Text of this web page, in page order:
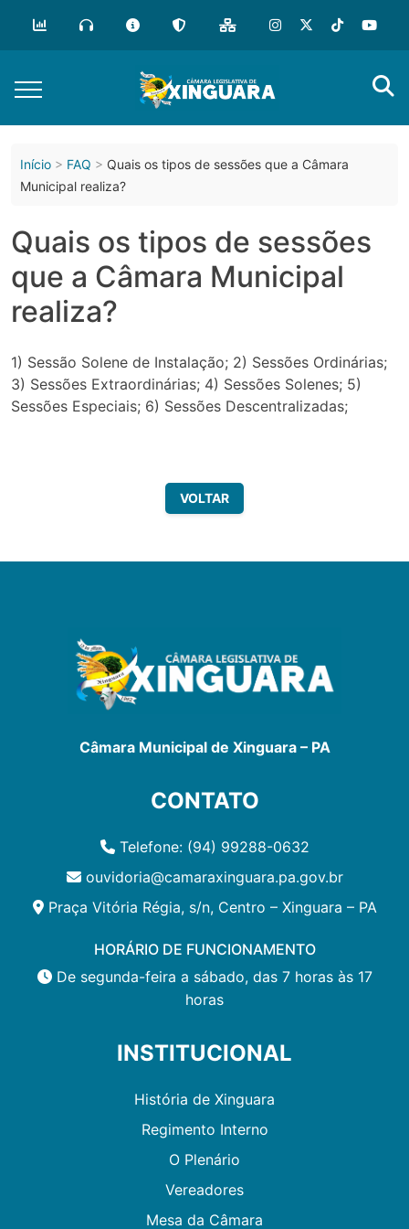
conteúdo
Início FAQ
Quais os tipos de sessões que a Câmara
Municipal realiza?
Quais os tipos de sessões
que a Câmara Municipal
realiza?
1) Sessão Solene de Instalação; 2) Sessões Ordinárias;
3) Sessões Extraordinárias; 4) Sessões Solenes; 5)
Sessões Especiais; 6) Sessões Descentralizadas;
VOLTAR
Câmara Municipal de Xinguara – PA
CONTATO
Telefone: (94) 99288-0632
ouvidoria@camaraxinguara.pa.gov.br
Praça Vitória Régia, s/n, Centro – Xinguara – PA
HORÁRIO DE FUNCIONAMENTO
De segunda-feira a sábado, das 7 horas às 17
horas
INSTITUCIONAL
História de Xinguara
Regimento Interno
O Plenário
Vereadores
Mesa da Câmara